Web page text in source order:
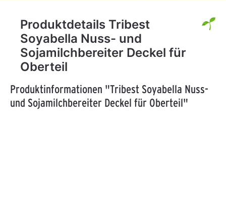
Produktdetails Tribest
Soyabella Nuss- und
Sojamilchbereiter Deckel für
Oberteil
Produktinformationen "Tribest Soyabella Nuss-
und Sojamilchbereiter Deckel für Oberteil"